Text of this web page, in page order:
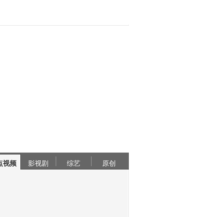
视频 影视剧 综艺 原创